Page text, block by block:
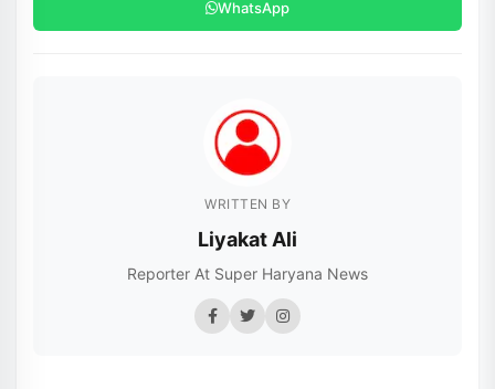
WhatsApp
WRITTEN BY
Liyakat Ali
Reporter At Super Haryana News